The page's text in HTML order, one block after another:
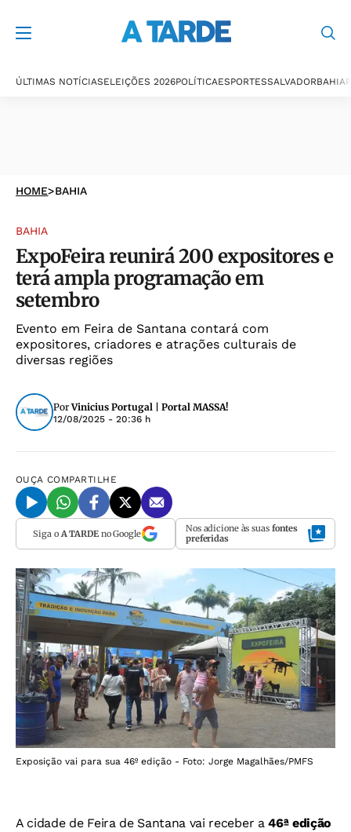
ÚLTIMAS NOTÍCIASELEIÇÕES 2026POLÍTICAESPORTESSALVADORBAHIA
HOME>BAHIA
BAHIA
ExpoFeira reunirá 200 expositores e
terá ampla programação em
setembro
Evento em Feira de Santana contará com
expositores, criadores e atrações culturais de
diversas regiões
PorVinicius Portugal | Portal MASSA!
12/08/2025 - 20:36 h
OUÇA COMPARTILHE
Siga o A TARDEno Google Nos adicione às suas fontes
preferidas
Exposição vai para sua 46º edição - Foto: Jorge Magalhães/PMFS
A cidade de Feira de Santana vai receber a46ª edição